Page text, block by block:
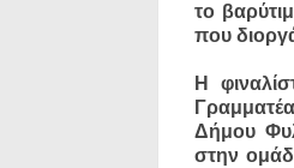
το
που
Η
Δήμου
στην